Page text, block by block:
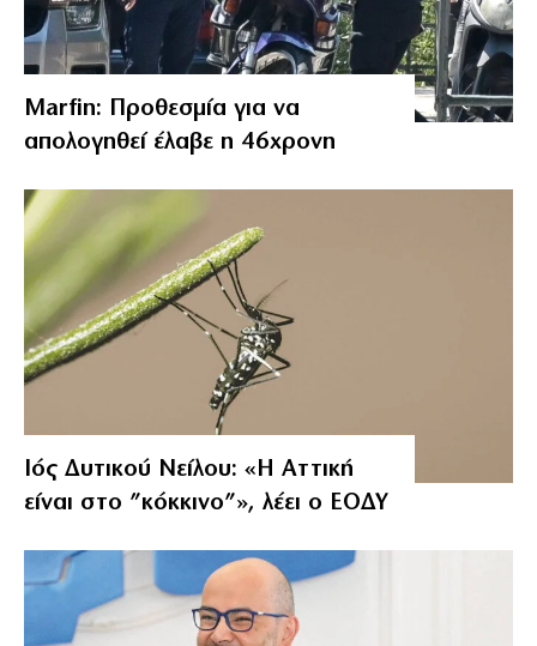
Marfin: Προθεσμία για να
απολογηθεί έλαβε η 46χρονη
Ιός Δυτικού Νείλου: «Η Αττική
είναι στο ”κόκκινο”», λέει ο ΕΟΔΥ